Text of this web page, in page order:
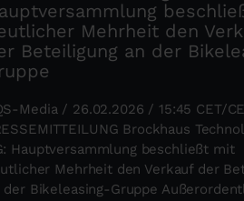
Mehrheit den
Beteiligung an der
Media / 26.02.2026 / 15:45 CET/
Brockhaus
Hauptversammlung beschließt mit
Mehrheit den Verkauf der
der Bikeleasing-Gruppe